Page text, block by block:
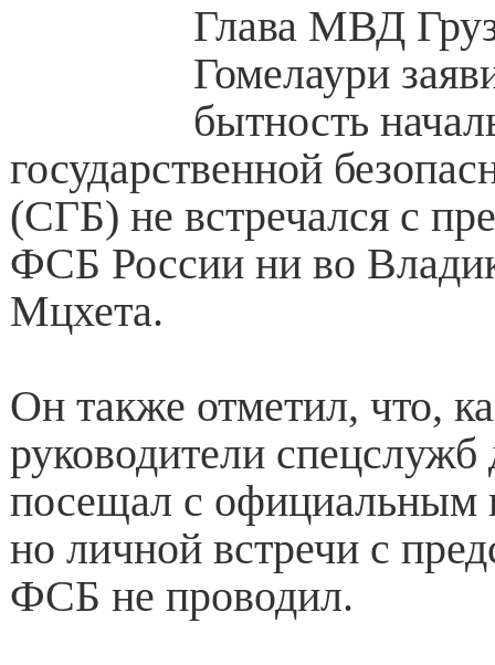
Глава МВД
Гомелаури
бытность
государственной
(СГБ) не встречался с
ФСБ России ни во
Мцхета.
Он также отметил, что,
руководители спецслужб
посещал с официальным
но личной встречи с
ФСБ не проводил.